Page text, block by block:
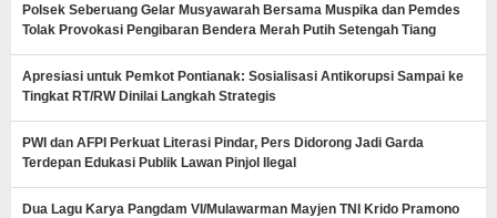
Polsek Seberuang Gelar Musyawarah Bersama Muspika dan Pemdes
Tolak Provokasi Pengibaran Bendera Merah Putih Setengah Tiang
Apresiasi untuk Pemkot Pontianak: Sosialisasi Antikorupsi Sampai ke
Tingkat RT/RW Dinilai Langkah Strategis
PWI dan AFPI Perkuat Literasi Pindar, Pers Didorong Jadi Garda
Terdepan Edukasi Publik Lawan Pinjol Ilegal
Dua Lagu Karya Pangdam VI/Mulawarman Mayjen TNI Krido Pramono